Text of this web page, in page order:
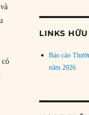
có
LINKS
Báo cáo
năm 2026